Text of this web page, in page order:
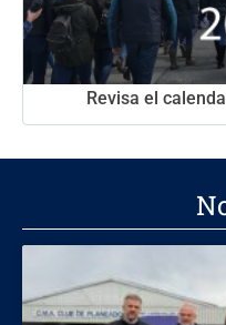
Revisa el